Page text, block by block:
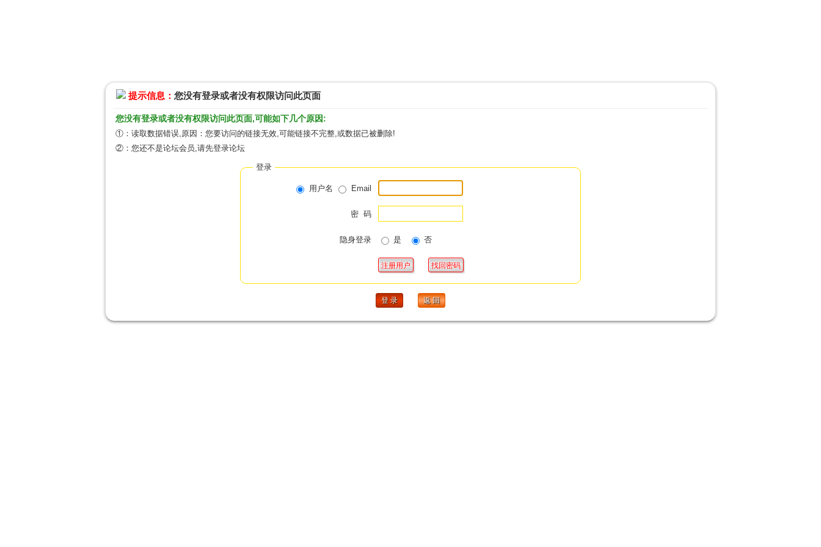
提示信息： 您没有登录或者没有权限访问此页面
您没有登录或者没有权限访问此页面,可能如下几个原因:
①：读取数据错误,原因：您要访问的链接无效,可能链接不完整,或数据已被删除!
②：您还不是论坛会员,请先登录论坛
登录
用户名 Email
密 码
隐身登录 是 否